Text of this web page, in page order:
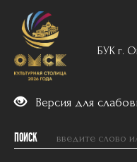
БУК г.
Версия для
ПОИСК